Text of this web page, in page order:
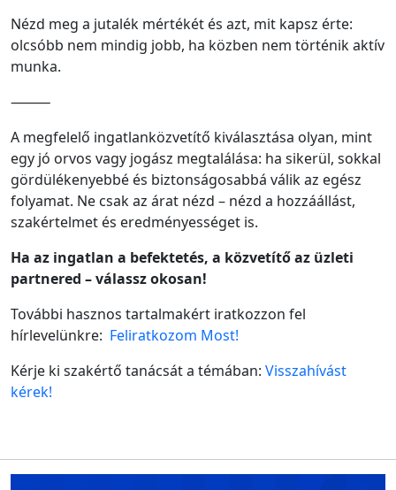
Nézd meg a jutalék mértékét és azt, mit kapsz érte:
olcsóbb nem mindig jobb, ha közben nem történik aktív
munka.
⸻
A megfelelő ingatlanközvetítő kiválasztása olyan, mint
egy jó orvos vagy jogász megtalálása: ha sikerül, sokkal
gördülékenyebbé és biztonságosabbá válik az egész
folyamat. Ne csak az árat nézd – nézd a hozzáállást,
szakértelmet és eredményességet is.
Ha az ingatlan a befektetés, a közvetítő az üzleti
partnered – válassz okosan!
További hasznos tartalmakért iratkozzon fel
hírlevelünkre: Feliratkozom Most!
Kérje ki szakértő tanácsát a témában: Visszahívást
kérek!